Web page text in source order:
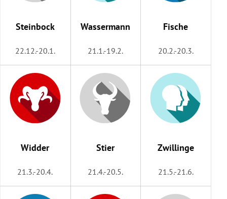
Untermenü
Untermenü
Steinbock
22.12.-20.1.
Wassermann
21.1.-19.2.
Fische
20.2.-20.3.
Widder
21.3.-20.4.
Stier
21.4.-20.5.
Zwillinge
21.5.-21.6.